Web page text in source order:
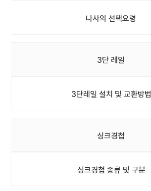
나사의 선택요령
3단 레일
3단레일 설치 및 교환방법
싱크경첩
싱크경첩 종류 및 구분